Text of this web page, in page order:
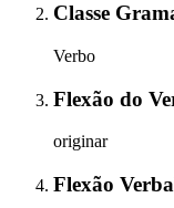
Classe
Verbo
Flexão do
originar
Flexão